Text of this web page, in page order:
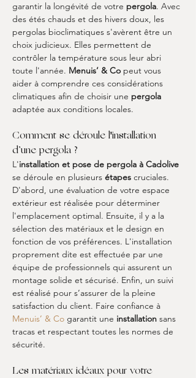
garantir la longévité de votre pergola. Avec
des étés chauds et des hivers doux, les
pergolas bioclimatiques s'avèrent être un
choix judicieux. Elles permettent de
contrôler la température sous leur abri
toute l'année. Menuis’ & Co peut vous
aider à comprendre ces considérations
climatiques afin de choisir une pergola
adaptée aux conditions locales.
Comment se déroule l'installation
d’une pergola ?
L'installation et pose de pergola à Cadolive
se déroule en plusieurs étapes cruciales.
D'abord, une évaluation de votre espace
extérieur est réalisée pour déterminer
l'emplacement optimal. Ensuite, il y a la
sélection des matériaux et le design en
fonction de vos préférences. L'installation
proprement dite est effectuée par une
équipe de professionnels qui assurent un
montage solide et sécurisé. Enfin, un suivi
est réalisé pour s’assurer de la pleine
satisfaction du client. Faire confiance à
Menuis’ & Co garantit une installation sans
tracas et respectant toutes les normes de
sécurité.
Les matériaux idéaux pour votre